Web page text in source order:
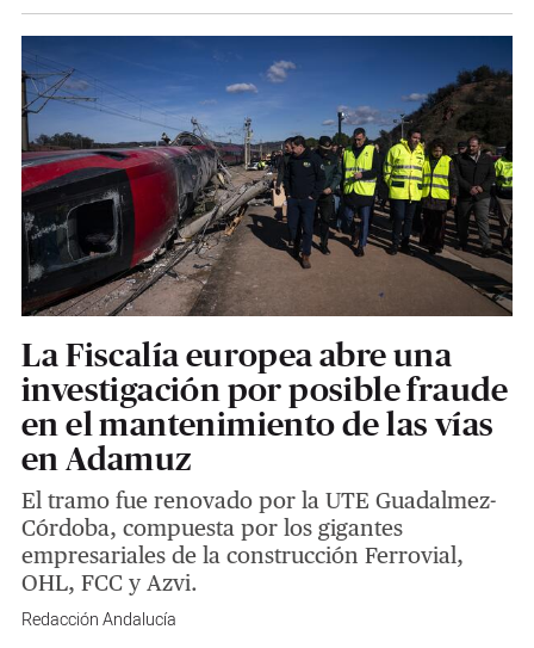
La Fiscalía europea abre una
investigación por posible fraude
en el mantenimiento de las vías
en Adamuz
El tramo fue renovado por la UTE Guadalmez-
Córdoba, compuesta por los gigantes
empresariales de la construcción Ferrovial,
OHL, FCC y Azvi.
Redacción Andalucía